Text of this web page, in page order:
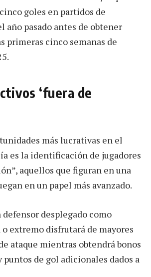
goles en partidos de
año pasado antes de obtener
primeras cinco semanas de
‘fuera de
más lucrativas en el
es la identificación de jugadores
aquellos que figuran en una
en un papel más avanzado.
desplegado como
extremo disfrutará de mayores
ataque mientras obtendrá bonos
de gol adicionales dados a